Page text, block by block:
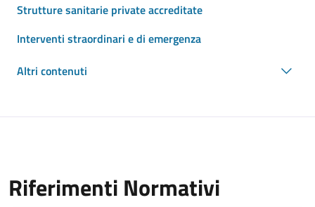
Strutture sanitarie private accreditate
Interventi straordinari e di emergenza
Altri contenuti
Riferimenti Normativi